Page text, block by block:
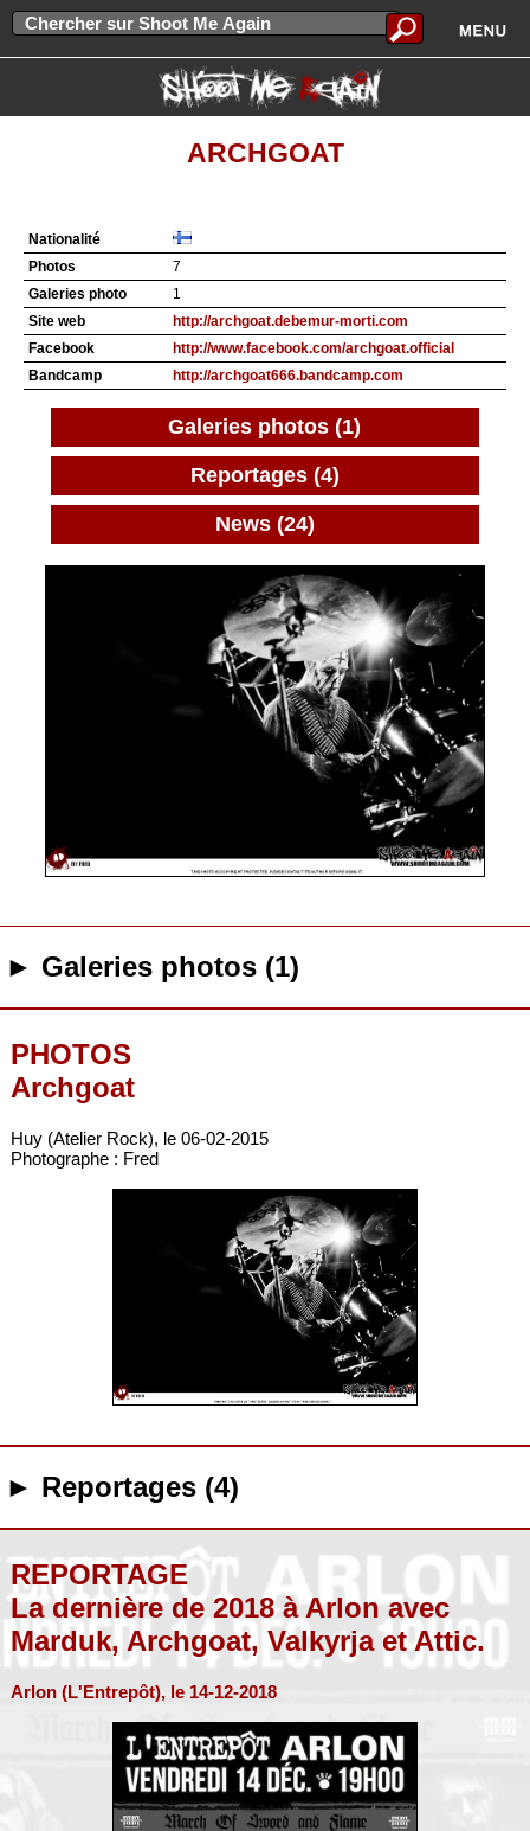
ARCHGOAT
Nationalité
Photos
7
Galeries photo
1
Site web
http://archgoat.debemur-morti.com
Facebook
http://www.facebook.com/archgoat.official
Bandcamp
http://archgoat666.bandcamp.com
Galeries photos (1)
Reportages (4)
News (24)
► Galeries photos (1)
PHOTOS
Archgoat
Huy (Atelier Rock), le 06-02-2015
Photographe : Fred
► Reportages (4)
REPORTAGE
La dernière de 2018 à Arlon avec
Marduk, Archgoat, Valkyrja et Attic.
Arlon (L'Entrepôt), le 14-12-2018